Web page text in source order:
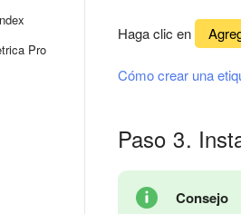
Pro
Haga clic en
Cómo crear una
Paso 3.
Consejo